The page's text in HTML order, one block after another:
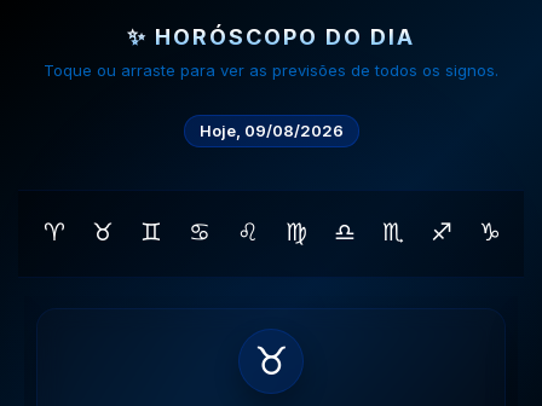
✨ HORÓSCOPO DO DIA
Toque ou arraste para ver as previsões de todos os signos.
Hoje, 09/08/2026
♈ ♉ ♊ ♋ ♌ ♍ ♎ ♏ ♐ ♑
♊